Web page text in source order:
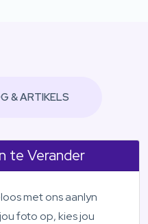
& ARTIKELS
te Verander
met ons aanlyn
foto op, kies jou